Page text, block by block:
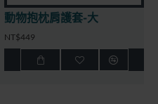
NT$3,280